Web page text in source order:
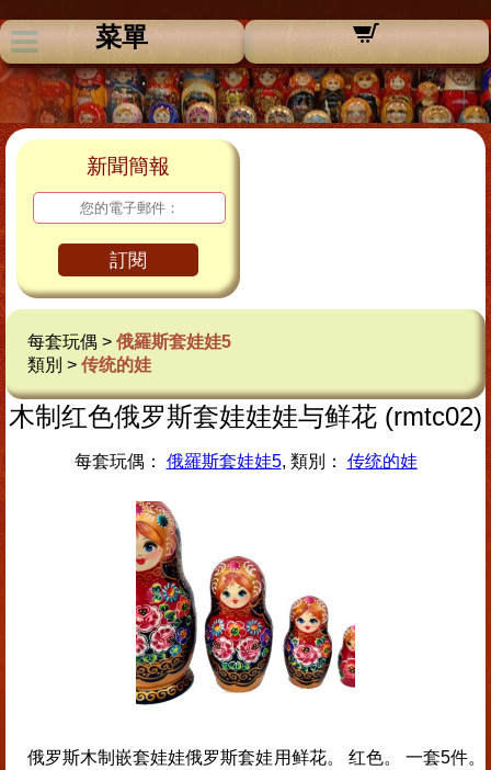
菜單
新聞簡報
訂閱
每套玩偶 > 俄羅斯套娃娃5
類別 > 传统的娃
木制红色俄罗斯套娃娃娃与鲜花 (rmtc02)
每套玩偶： 俄羅斯套娃娃5, 類別： 传统的娃
俄罗斯木制嵌套娃娃俄罗斯套娃用鲜花。 红色。 一套5件。